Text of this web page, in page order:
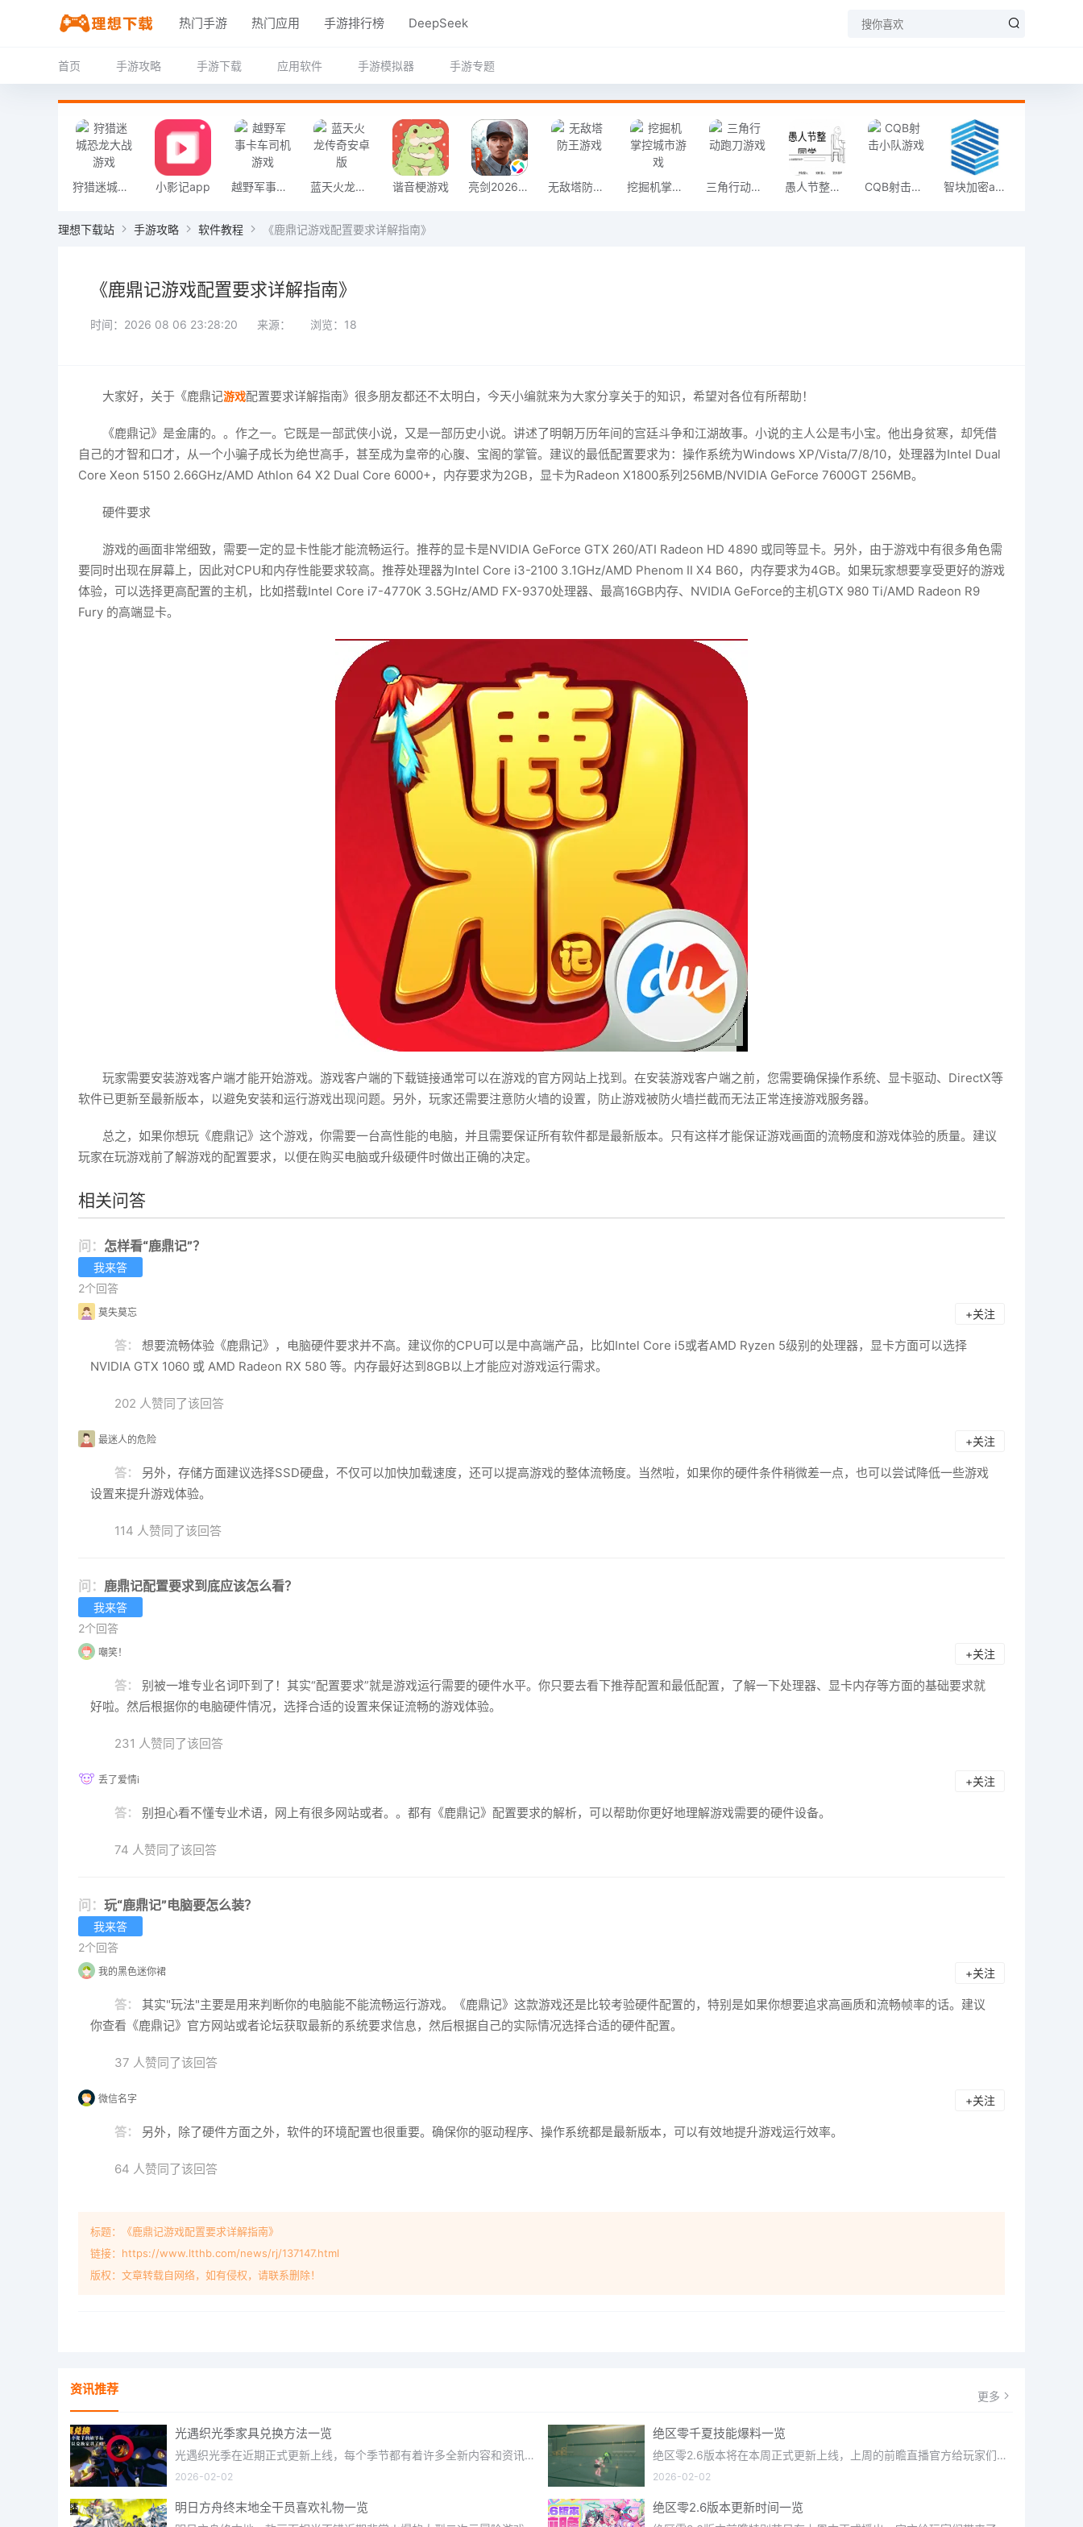
热门手游 热门应用 手游排行榜 DeepSeek
首页 手游攻略 手游下载 应用软件 手游模拟器 手游专题
狩猎迷城恐龙大战游戏 小影记app 越野军事卡车司机游戏 蓝天火龙传奇安卓版 谐音梗游戏 亮剑2026官方版 无敌塔防王游戏 挖掘机掌控城市游戏 三角行动跑刀游戏 愚人节整同学 CQB射击小队游戏 智块加密app
理想下载站 手游攻略 软件教程 《鹿鼎记游戏配置要求详解指南》
《鹿鼎记游戏配置要求详解指南》
时间：2026 08 06 23:28:20 来源： 浏览：18
大家好，关于《鹿鼎记游戏配置要求详解指南》很多朋友都还不太明白，今天小编就来为大家分享关于的知识，希望对各位有所帮助！
《鹿鼎记》是金庸的。。作之一。它既是一部武侠小说，又是一部历史小说。讲述了明朝万历年间的宫廷斗争和江湖故事。小说的主人公是韦小宝。他出身贫寒，却凭借
自己的才智和口才，从一个小骗子成长为绝世高手，甚至成为皇帝的心腹、宝阁的掌管。建议的最低配置要求为：操作系统为Windows XP/Vista/7/8/10，处理器为Intel Dual
Core Xeon 5150 2.66GHz/AMD Athlon 64 X2 Dual Core 6000+，内存要求为2GB，显卡为Radeon X1800系列256MB/NVIDIA GeForce 7600GT 256MB。
硬件要求
游戏的画面非常细致，需要一定的显卡性能才能流畅运行。推荐的显卡是NVIDIA GeForce GTX 260/ATI Radeon HD 4890 或同等显卡。另外，由于游戏中有很多角色需
要同时出现在屏幕上，因此对CPU和内存性能要求较高。推荐处理器为Intel Core i3-2100 3.1GHz/AMD Phenom II X4 B60，内存要求为4GB。如果玩家想要享受更好的游戏
体验，可以选择更高配置的主机，比如搭载Intel Core i7-4770K 3.5GHz/AMD FX-9370处理器、最高16GB内存、NVIDIA GeForce的主机GTX 980 Ti/AMD Radeon R9
Fury 的高端显卡。
玩家需要安装游戏客户端才能开始游戏。游戏客户端的下载链接通常可以在游戏的官方网站上找到。在安装游戏客户端之前，您需要确保操作系统、显卡驱动、DirectX等
软件已更新至最新版本，以避免安装和运行游戏出现问题。另外，玩家还需要注意防火墙的设置，防止游戏被防火墙拦截而无法正常连接游戏服务器。
总之，如果你想玩《鹿鼎记》这个游戏，你需要一台高性能的电脑，并且需要保证所有软件都是最新版本。只有这样才能保证游戏画面的流畅度和游戏体验的质量。建议
玩家在玩游戏前了解游戏的配置要求，以便在购买电脑或升级硬件时做出正确的决定。
相关问答
问： 怎样看“鹿鼎记”？
我来答
2个回答
莫失莫忘 +关注
答：
想要流畅体验《鹿鼎记》，电脑硬件要求并不高。建议你的CPU可以是中高端产品，比如Intel Core i5或者AMD Ryzen 5级别的处理器，显卡方面可以选择
NVIDIA GTX 1060 或 AMD Radeon RX 580 等。内存最好达到8GB以上才能应对游戏运行需求。
202 人赞同了该回答
最迷人的危险 +关注
答：
另外，存储方面建议选择SSD硬盘，不仅可以加快加载速度，还可以提高游戏的整体流畅度。当然啦，如果你的硬件条件稍微差一点，也可以尝试降低一些游戏
设置来提升游戏体验。
114 人赞同了该回答
问： 鹿鼎记配置要求到底应该怎么看？
我来答
2个回答
嘲笑！ +关注
答：
别被一堆专业名词吓到了！其实“配置要求”就是游戏运行需要的硬件水平。你只要去看下推荐配置和最低配置，了解一下处理器、显卡内存等方面的基础要求就
好啦。然后根据你的电脑硬件情况，选择合适的设置来保证流畅的游戏体验。
231 人赞同了该回答
丢了爱情i +关注
答： 别担心看不懂专业术语，网上有很多网站或者。。都有《鹿鼎记》配置要求的解析，可以帮助你更好地理解游戏需要的硬件设备。
74 人赞同了该回答
问： 玩“鹿鼎记”电脑要怎么装？
我来答
2个回答
我的黑色迷你裙 +关注
答：
其实"玩法"主要是用来判断你的电脑能不能流畅运行游戏。《鹿鼎记》这款游戏还是比较考验硬件配置的，特别是如果你想要追求高画质和流畅帧率的话。建议
你查看《鹿鼎记》官方网站或者论坛获取最新的系统要求信息，然后根据自己的实际情况选择合适的硬件配置。
37 人赞同了该回答
微信名字 +关注
答： 另外，除了硬件方面之外，软件的环境配置也很重要。确保你的驱动程序、操作系统都是最新版本，可以有效地提升游戏运行效率。
64 人赞同了该回答
标题：《鹿鼎记游戏配置要求详解指南》
链接：https://www.ltthb.com/news/rj/137147.html
版权：文章转载自网络，如有侵权，请联系删除！
资讯推荐 更多
光遇织光季家具兑换方法一览
光遇织光季在近期正式更新上线，每个季节都有着许多全新内容和资讯可以让你来体验，不少刚体验的小伙伴想要知道
2026-02-02
绝区零千夏技能爆料一览
绝区零2.6版本将在本周正式更新上线，上周的前瞻直播官方给玩家们带来关于最新版本的卡池信息和相关活动内容，
2026-02-02
明日方舟终末地全干员喜欢礼物一览 绝区零2.6版本更新时间一览